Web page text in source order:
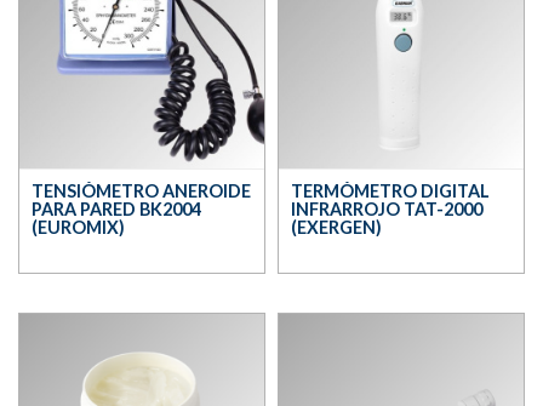
TENSIÓMETRO ANEROIDE
PARA PARED BK2004
(EUROMIX)
TERMÓMETRO DIGITAL
INFRARROJO TAT-2000
(EXERGEN)